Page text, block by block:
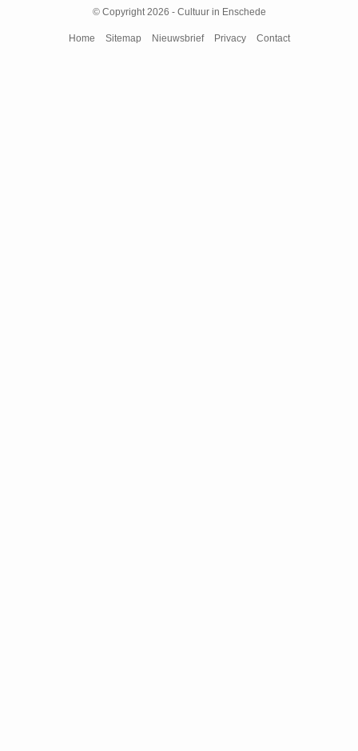
© Copyright 2026 - Cultuur in Enschede
Home Sitemap Nieuwsbrief Privacy Contact